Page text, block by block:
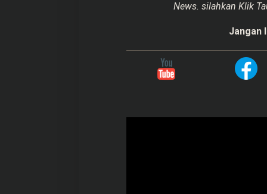
News. silahkan Klik
Jangan